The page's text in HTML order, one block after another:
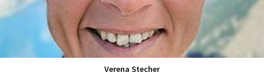
Verena Stecher